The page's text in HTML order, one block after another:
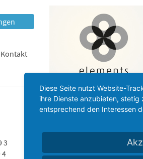
3
4
Diese Seite nutzt Website-
ihre Dienste anzubieten, stetig
entsprechend den Interessen